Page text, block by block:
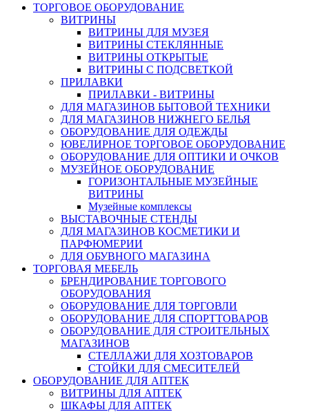
ТОРГОВОЕ ОБОРУДОВАНИЕ
ВИТРИНЫ
ВИТРИНЫ ДЛЯ МУЗЕЯ
ВИТРИНЫ СТЕКЛЯННЫЕ
ВИТРИНЫ ОТКРЫТЫЕ
ВИТРИНЫ С ПОДСВЕТКОЙ
ПРИЛАВКИ
ПРИЛАВКИ - ВИТРИНЫ
ДЛЯ МАГАЗИНОВ БЫТОВОЙ ТЕХНИКИ
ДЛЯ МАГАЗИНОВ НИЖНЕГО БЕЛЬЯ
ОБОРУДОВАНИЕ ДЛЯ ОДЕЖДЫ
ЮВЕЛИРНОЕ ТОРГОВОЕ ОБОРУДОВАНИЕ
ОБОРУДОВАНИЕ ДЛЯ ОПТИКИ И ОЧКОВ
МУЗЕЙНОЕ ОБОРУДОВАНИЕ
ГОРИЗОНТАЛЬНЫЕ МУЗЕЙНЫЕ
ВИТРИНЫ
Музейные комплексы
ВЫСТАВОЧНЫЕ СТЕНДЫ
ДЛЯ МАГАЗИНОВ КОСМЕТИКИ И
ПАРФЮМЕРИИ
ДЛЯ ОБУВНОГО МАГАЗИНА
ТОРГОВАЯ МЕБЕЛЬ
БРЕНДИРОВАНИЕ ТОРГОВОГО
ОБОРУДОВАНИЯ
ОБОРУДОВАНИЕ ДЛЯ ТОРГОВЛИ
ОБОРУДОВАНИЕ ДЛЯ СПОРТТОВАРОВ
ОБОРУДОВАНИЕ ДЛЯ СТРОИТЕЛЬНЫХ
МАГАЗИНОВ
СТЕЛЛАЖИ ДЛЯ ХОЗТОВАРОВ
СТОЙКИ ДЛЯ СМЕСИТЕЛЕЙ
ОБОРУДОВАНИЕ ДЛЯ АПТЕК
ВИТРИНЫ ДЛЯ АПТЕК
ШКАФЫ ДЛЯ АПТЕК